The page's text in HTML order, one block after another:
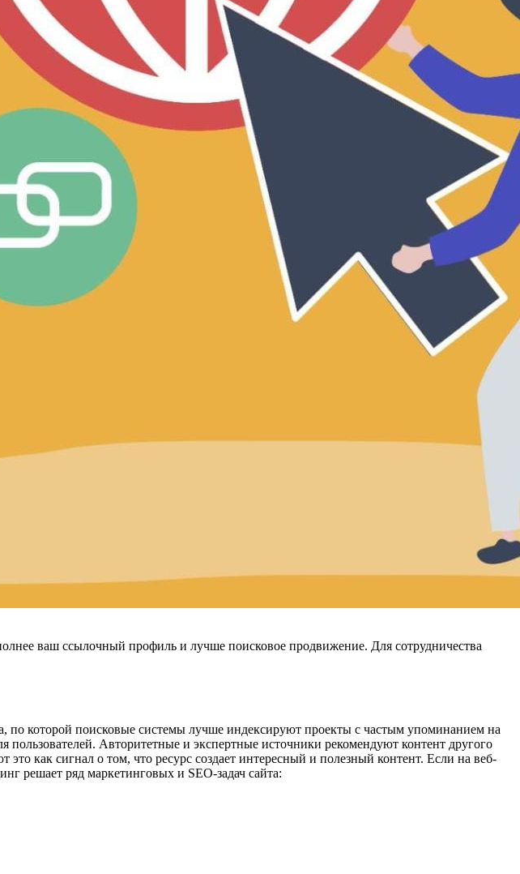
ваш ссылочный профиль и лучше поисковое продвижение. Для сотрудничества
которой поисковые системы лучше индексируют проекты с частым упоминанием на
Авторитетные и экспертные источники рекомендуют контент другого
как сигнал о том, что ресурс создает интересный и полезный контент. Если на веб-
решает ряд маркетинговых и SEO-задач сайта: